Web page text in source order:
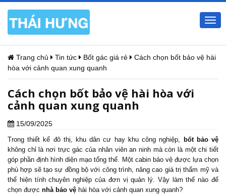
Trang chủ Tin tức Bốt gác giá rẻ
Cách chọn bốt bảo vệ hài
hòa với cảnh quan xung quanh
Cách chọn bốt bảo vệ hài hòa với
cảnh quan xung quanh
15/09/2025
Trong thiết kế đô thị, khu dân cư hay khu công nghiệp,
bốt bảo vệ
không chỉ là nơi trực gác của nhân viên an ninh mà còn là một chi tiết
góp phần định hình diện mạo tổng thể. Một cabin bảo vệ được lựa chọn
phù hợp sẽ tạo sự đồng bộ với công trình, nâng cao giá trị thẩm mỹ và
thể hiện tính chuyên nghiệp của đơn vị quản lý. Vậy làm thế nào để
chọn được nhà bảo vệ hài hòa với cảnh quan xung quanh?